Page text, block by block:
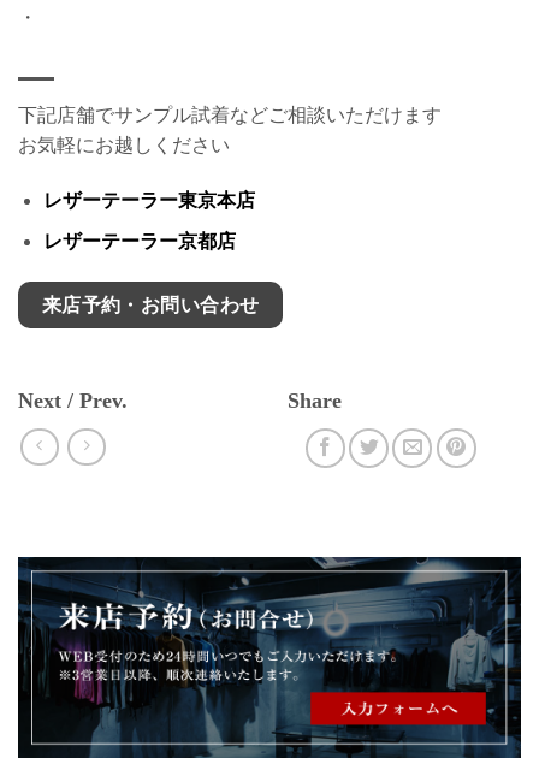
・
下記店舗でサンプル試着などご相談いただけます
お気軽にお越しください
レザーテーラー東京本店
レザーテーラー京都店
来店予約・お問い合わせ
Next / Prev. Share